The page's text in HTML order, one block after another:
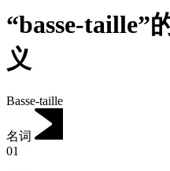
“basse-taille”
义
Basse-taille
名词
01